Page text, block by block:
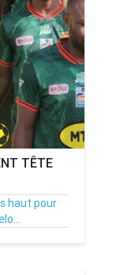
TÊTE
haut pour
0